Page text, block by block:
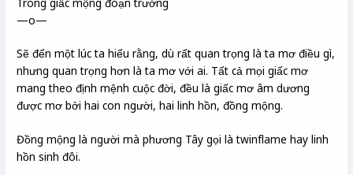
—o—
Sẽ đến một lúc ta hiểu rằng, dù rất quan trọng là ta mơ điều gì,
nhưng quan trọng hơn là ta mơ với ai. Tất cả mọi giấc mơ
mang theo định mệnh cuộc đời, đều là giấc mơ âm dương
được mơ bởi hai con người, hai linh hồn, đồng mộng.
Đồng mộng là người mà phương Tây gọi là twinflame hay linh
hồn sinh đôi.